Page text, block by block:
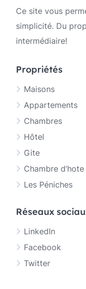
Ce site vous
simplicité. Du
intermédiaire!
Propriétés
Maisons
Appartements
Chambres
Hôtel
Gite
Chambre d’hote
Les Péniches
Réseaux
LinkedIn
Facebook
Twitter